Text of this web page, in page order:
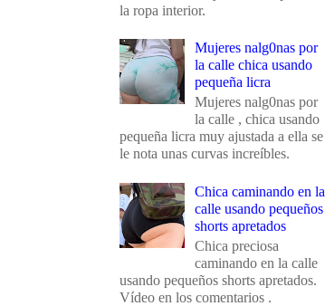
la ropa interior.
Mujeres nalg0nas por
la calle chica usando
pequeña licra
Mujeres nalg0nas por
la calle , chica usando
pequeña licra muy ajustada a ella se
le nota unas curvas increíbles.
Chica caminando en la
calle usando pequeños
shorts apretados
Chica preciosa
caminando en la calle
usando pequeños shorts apretados.
Vídeo en los comentarios .